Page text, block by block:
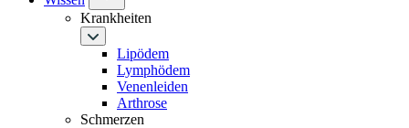
Krankheiten
Lipödem
Lymphödem
Venenleiden
Arthrose
Schmerzen